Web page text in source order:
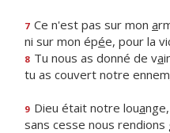
7 Ce n'est pas sur mon a
ni sur mon épée, pour la
8 Tu nous as donné de va
tu as couvert notre ennem
9 Dieu était notre loua
sans cesse nous rendions